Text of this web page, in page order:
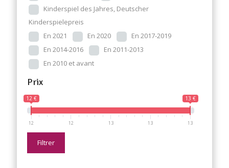
Kinderspiel des Jahres, Deutscher
Kinderspielepreis
En 2021
En 2020
En 2017-2019
En 2014-2016
En 2011-2013
En 2010 et avant
Prix
12 € 13 €
12 12 13 13 13
Filtrer